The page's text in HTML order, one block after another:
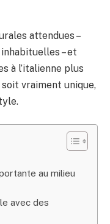
attendues –
– et
à l’italienne plus
vraiment unique,
au milieu
avec des